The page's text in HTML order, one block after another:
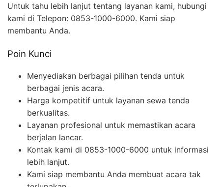
Untuk tahu lebih lanjut tentang layanan kami, hubungi
kami di Telepon: 0853-1000-6000. Kami siap
membantu Anda.
Poin Kunci
Menyediakan berbagai pilihan tenda untuk
berbagai jenis acara.
Harga kompetitif untuk layanan sewa tenda
berkualitas.
Layanan profesional untuk memastikan acara
berjalan lancar.
Kontak kami di 0853-1000-6000 untuk informasi
lebih lanjut.
Kami siap membantu Anda membuat acara tak